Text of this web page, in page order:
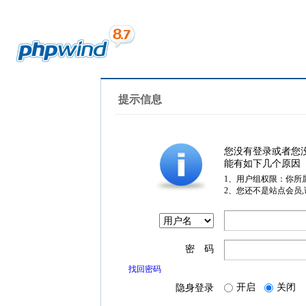
提示信息
您没有登录或者您
能有如下几个原因
1、用户组权限：你所
2、您还不是站点会员
密 码
找回密码
隐身登录 开启 关闭